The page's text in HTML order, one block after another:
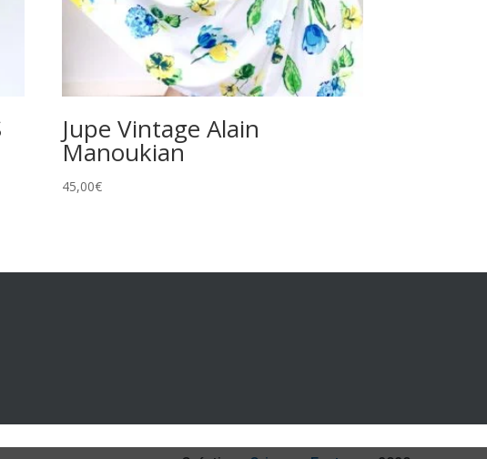
Jupe Vintage Alain
Manoukian
45,00€